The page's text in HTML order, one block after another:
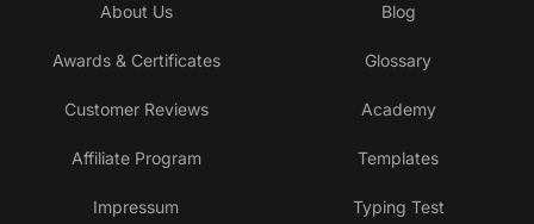
About Us
Awards & Certificates
Customer Reviews
Affiliate Program
Impressum
Blog
Glossary
Academy
Templates
Typing Test